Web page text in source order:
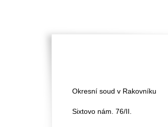
Okresní soud v Rakovníku
Sixtovo nám. 76/II.